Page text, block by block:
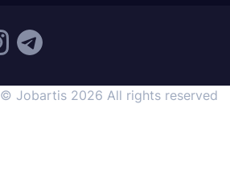
© Jobartis 2026 All rights reserved